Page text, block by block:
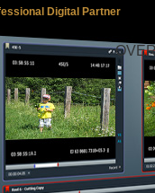
Digital Partner